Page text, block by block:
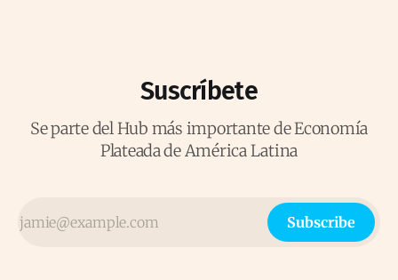
Suscríbete
Se parte del Hub más importante de Economía
Plateada de América Latina
Subscribe